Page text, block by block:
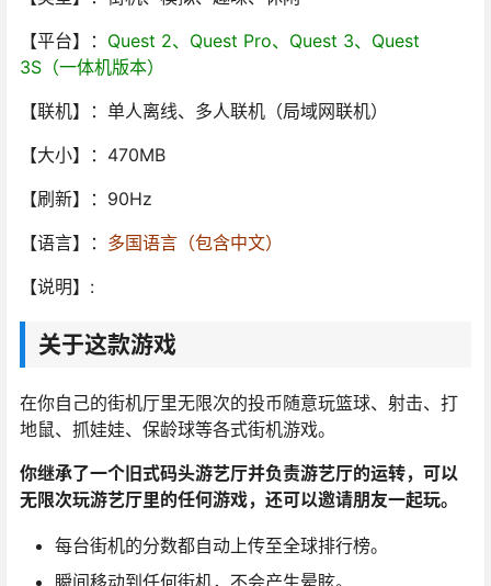
【平台】： Quest 2、Quest Pro、Quest 3、Quest
3S（一体机版本）
【联机】：单人离线、多人联机（局域网联机）
【大小】：470MB
【刷新】：90Hz
【语言】： 多国语言（包含中文）
【说明】:
关于这款游戏
在你自己的街机厅里无限次的投币随意玩篮球、射击、打
地鼠、抓娃娃、保龄球等各式街机游戏。
你继承了一个旧式码头游艺厅并负责游艺厅的运转，可以
无限次玩游艺厅里的任何游戏，还可以邀请朋友一起玩。
每台街机的分数都自动上传至全球排行榜。